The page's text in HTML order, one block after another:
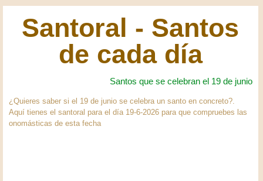
Santoral - Santos
de cada día
Santos que se celebran el 19 de junio
¿Quieres saber si el 19 de junio se celebra un santo en concreto?.
Aquí tienes el santoral para el día 19-6-2026 para que compruebes las
onomásticas de esta fecha